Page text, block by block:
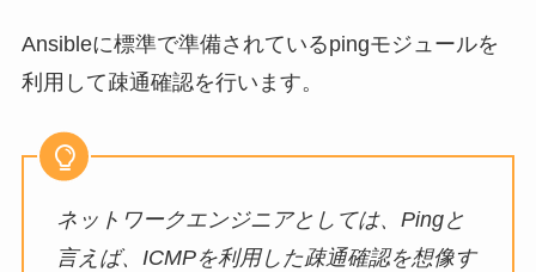
Ansibleに標準で準備されているpingモジュールを
利用して疎通確認を行います。
ネットワークエンジニアとしては、Pingと
言えば、ICMPを利用した疎通確認を想像す